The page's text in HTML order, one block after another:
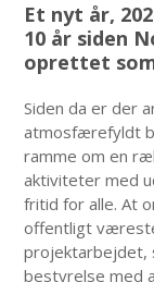
Et nyt år,
10 år siden
oprettet
Siden da er der
atmosfærefyldt
ramme om en
aktiviteter med
fritid for alle. At
offentligt
projektarbejdet,
bestyrelse med